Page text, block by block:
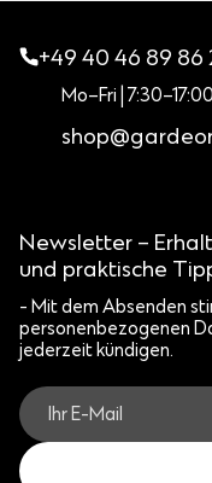
+49 40 46 89 86
Mo–Fri | 7:30–17:00
Newsletter –
und praktische
- Mit dem Absenden
personenbezogenen
jederzeit kündigen.